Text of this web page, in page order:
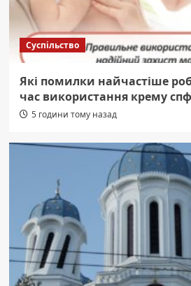
Суспільство
Які помилки найчастіше
час використання крему
5 години тому назад